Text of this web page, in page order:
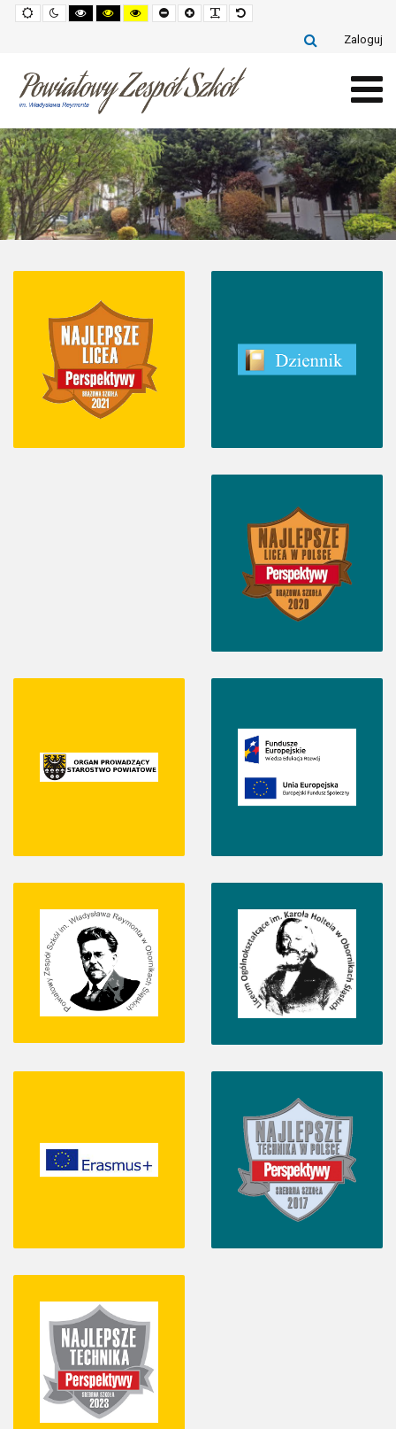
Default
mode
Night
mode
High
contrast
High
contrast
High
contrast
Set
smaller
Set
larger
Make
font
Set
default
Zaloguj